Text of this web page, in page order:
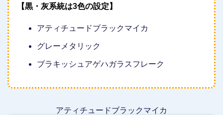
【黒・灰系統は3色の設定】
アティチュードブラックマイカ
グレーメタリック
ブラキッシュアゲハガラスフレーク
アティチュードブラックマイカ